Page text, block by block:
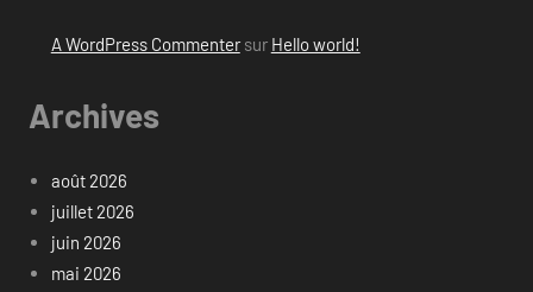
A WordPress Commentersur Hello world!
Archives
août 2026
juillet 2026
juin 2026
mai 2026